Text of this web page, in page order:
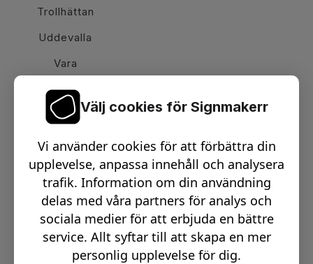
Trollhättan
Uddevalla
Vara
Email:info@signmakerr.se
PSST, HÄNG MED PÅ VÅR RESA!
Välj cookies för Signmakerr
Vi använder cookies för att förbättra din
upplevelse, anpassa innehåll och analysera
trafik. Information om din användning
delas med våra partners för analys och
sociala medier för att erbjuda en bättre
service. Allt syftar till att skapa en mer
personlig upplevelse för dig.